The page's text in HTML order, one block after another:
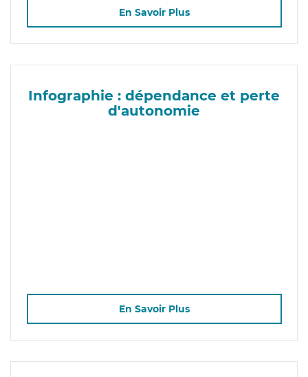
En Savoir Plus
Infographie : dépendance et perte
d'autonomie
En Savoir Plus